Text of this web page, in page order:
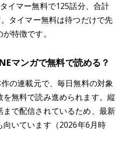
イマー無料で125話分、合計
タイマー無料は待つだけで先
特徴です。
マンガで無料で読める？
の連載元で、毎日無料の対象
無料で読み進められます。縦
で配信されているため、最新
いています（2026年6月時